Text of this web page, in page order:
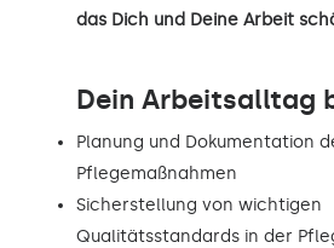
das Dich und Deine Arbeit
Dein Arbeitsalltag
Planung und Dokumentation
Pflegemaßnahmen
Sicherstellung von wichtigen
Qualitätsstandards in der